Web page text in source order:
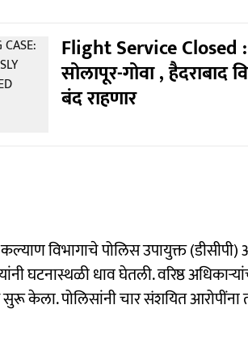
Flight Service Closed :
सोलापूर-गोवा , हैदराबाद
बंद राहणार
कल्याण विभागाचे पोलिस उपायुक्त
घटनास्थळी धाव घेतली. वरिष्ठ
सुरू केला. पोलिसांनी चार संशयित